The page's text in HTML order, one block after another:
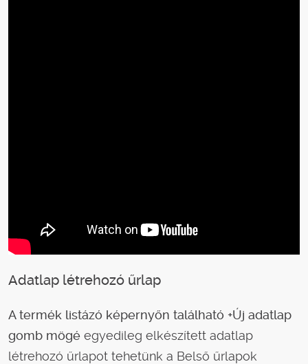
Adatlap létrehozó űrlap
A termék listázó képernyőn található +Új adatlap
gomb mögé egyedileg elkészített adatlap
létrehozó űrlapot tehetünk a Belső űrlapok